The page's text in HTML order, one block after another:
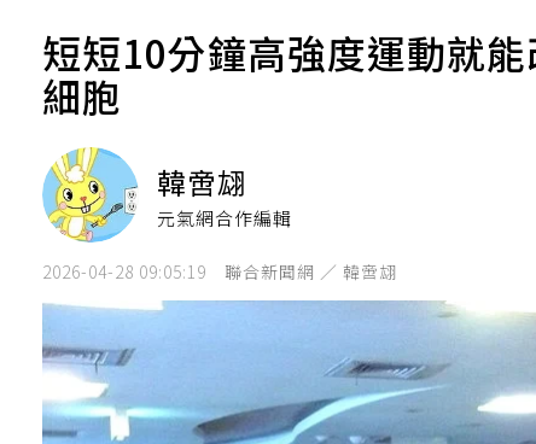
短短10分鐘高強度運動就
細胞
韓啻翃
元氣網合作編輯
2026-04-28 09:05:19 聯合新聞網 ／ 韓啻翃